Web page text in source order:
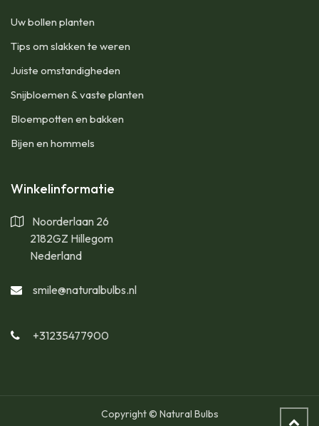
Uw bollen planten
Tips om slakken te weren
Juiste omstandigheden
Snijbloemen & vaste planten
Bloempotten en bakken
Bijen en hommels
Winkelinformatie
Noorderlaan 26
2182GZ Hillegom
Nederland
smile@naturalbulbs.nl
+31235477900
Copyright © Natural Bulbs